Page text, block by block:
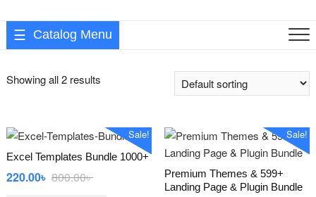
Catalog Menu
Showing all 2 results
Sale!
Excel Templates Bundle 1000+
800.00৳Original
220.00৳
Current
Sale!
Premium Themes & 599+
Landing Page & Plugin Bundle